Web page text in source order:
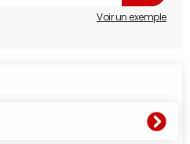
Voir un exemple